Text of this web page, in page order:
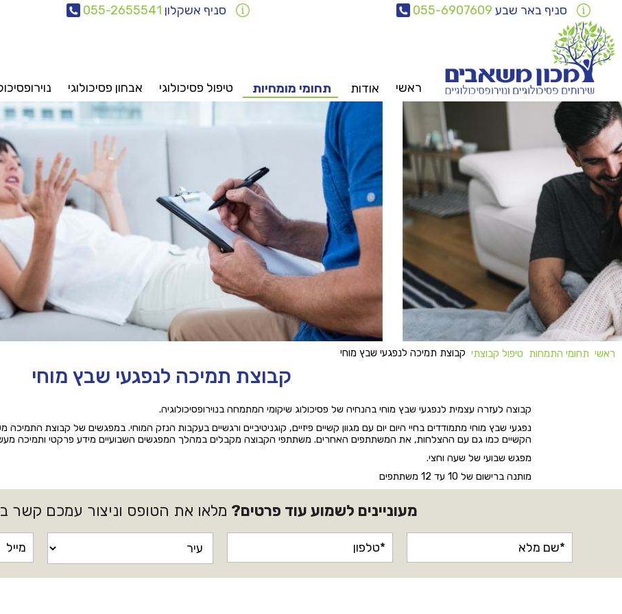
סניף באר שבע 055-6907609 סניף אשקלון 055-2655541
ראשי אודות תחומי מומחיות טיפול פסיכולוגי אבחון פסיכולוגי
ראשי תחומי התמחות טיפול קבוצתי קבוצת תמיכה לנפגעי שבץ מוחי
קבוצת תמיכה לנפגעי שבץ מוחי
קבוצה לעזרה עצמית לנפגעי שבץ מוחי בהנחיה של פסיכולוג שיקומי המתמחה בנוירופסיכולוגיה.
נפגעי שבץ מוחי מתמודדים בחיי היום יום עם מגוון קשיים פיזיים, קוגניטיביים ורגשיים בעקבות הנזק המוחי. במפגשים של קבוצת
הקשיים כמו גם עם ההצלחות, את המשתתפים האחרים. משתתפי הקבוצה מקבלים במהלך המפגשים השבועיים מידע פרקטי ותמיכה
מפגש שבועי של שעה וחצי.
מותנה ברישום של 10 עד 12 משתתפים
מעוניינים לשמוע עוד פרטים? מלאו את הטופס וניצור עמכם קשר